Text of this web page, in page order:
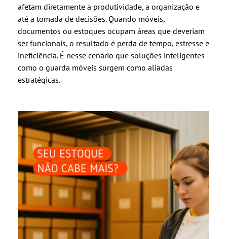
afetam diretamente a produtividade, a organização e
até a tomada de decisões. Quando móveis,
documentos ou estoques ocupam áreas que deveriam
ser funcionais, o resultado é perda de tempo, estresse e
ineficiência. É nesse cenário que soluções inteligentes
como o guarda móveis surgem como aliadas
estratégicas.